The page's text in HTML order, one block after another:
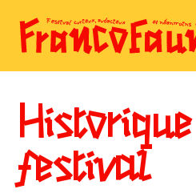
content
festival